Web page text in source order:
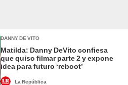
DANNY DE VITO
Matilda: Danny DeVito confiesa
que quiso filmar parte 2 y expone
idea para futuro ‘reboot’
La República